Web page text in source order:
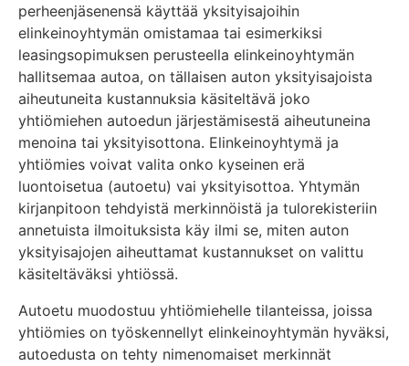
perheenjäsenensä käyttää yksityisajoihin
elinkeinoyhtymän omistamaa tai esimerkiksi
leasingsopimuksen perusteella elinkeinoyhtymän
hallitsemaa autoa, on tällaisen auton yksityisajoista
aiheutuneita kustannuksia käsiteltävä joko
yhtiömiehen autoedun järjestämisestä aiheutuneina
menoina tai yksityisottona. Elinkeinoyhtymä ja
yhtiömies voivat valita onko kyseinen erä
luontoisetua (autoetu) vai yksityisottoa. Yhtymän
kirjanpitoon tehdyistä merkinnöistä ja tulorekisteriin
annetuista ilmoituksista käy ilmi se, miten auton
yksityisajojen aiheuttamat kustannukset on valittu
käsiteltäväksi yhtiössä.
Autoetu muodostuu yhtiömiehelle tilanteissa, joissa
yhtiömies on työskennellyt elinkeinoyhtymän hyväksi,
autoedusta on tehty nimenomaiset merkinnät